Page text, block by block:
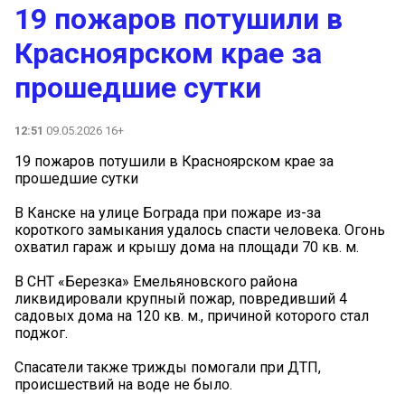
19 пожаров потушили в
Красноярском крае за
прошедшие сутки
12:51 09.05.2026 16+
19 пожаров потушили в Красноярском крае за
прошедшие сутки
В Канске на улице Бограда при пожаре из-за
короткого замыкания удалось спасти человека. Огонь
охватил гараж и крышу дома на площади 70 кв. м.
В СНТ «Березка» Емельяновского района
ликвидировали крупный пожар, повредивший 4
садовых дома на 120 кв. м., причиной которого стал
поджог.
Спасатели также трижды помогали при ДТП,
происшествий на воде не было.